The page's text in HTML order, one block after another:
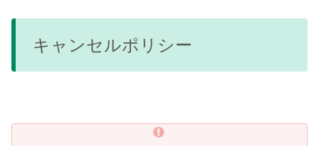
キャンセルポリシー